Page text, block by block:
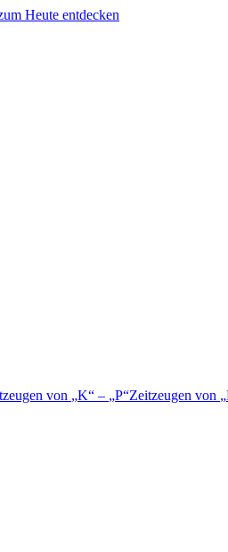
Heute entdecken
von K – P Zeitzeugen von